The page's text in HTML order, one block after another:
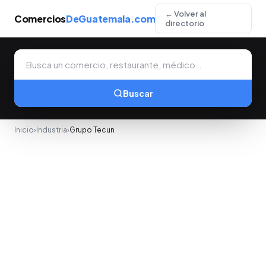
ComerciosDeGuatemala.com
← Volver al
directorio
Buscar
Inicio› Industria›Grupo Tecun